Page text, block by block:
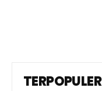
TERPOPULER